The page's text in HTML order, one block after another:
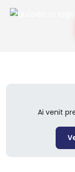
Ai venit